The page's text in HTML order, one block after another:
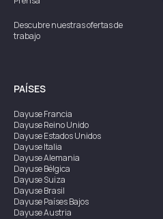
Descubre nuestras ofertas de
trabajo
PAÍSES
DayuseFrancia
DayuseReino Unido
DayuseEstados Unidos
DayuseItalia
DayuseAlemania
DayuseBélgica
DayuseSuiza
DayuseBrasil
DayusePaíses Bajos
DayuseAustria